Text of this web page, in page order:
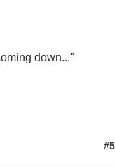
down..."
#5